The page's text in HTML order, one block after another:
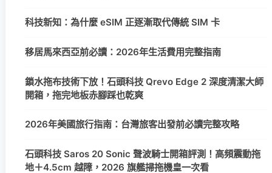
科技新知：為什麼 eSIM 正逐漸取代傳統 SIM 卡
移居馬來西亞前必讀：2026年生活費用完整指南
鎖水拖布技術下放！石頭科技 Qrevo Edge 2 深度清潔大師
開箱，拖完地板赤腳踩也乾爽
2026年美國旅行指南：台灣旅客出發前必讀完整攻略
石頭科技 Saros 20 Sonic 聲波騎士開箱評測！高頻震動拖
地＋4.5cm 越障，2026 旗艦掃拖機皇一次看